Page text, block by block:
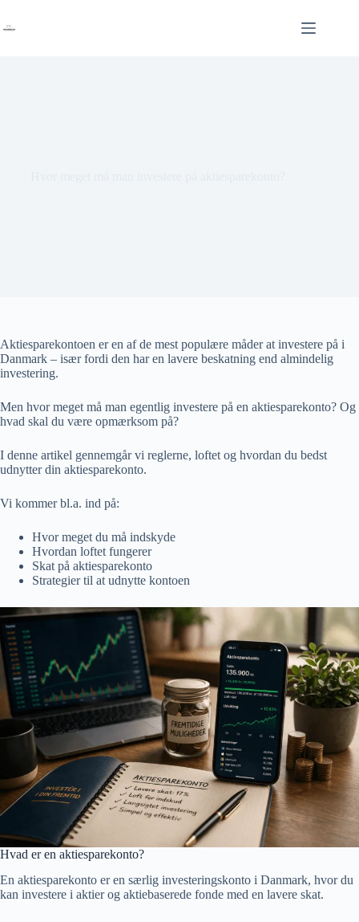
indhold
Aktiesparekontoen er en af de mest populære måder at investere på i
Danmark – især fordi den har en lavere beskatning end almindelig
investering.
Men hvor meget må man egentlig investere på en aktiesparekonto? Og
hvad skal du være opmærksom på?
I denne artikel gennemgår vi reglerne, loftet og hvordan du bedst
udnytter din aktiesparekonto.
Vi kommer bl.a. ind på:
Hvor meget du må indskyde
Hvordan loftet fungerer
Skat på aktiesparekonto
Strategier til at udnytte kontoen
Hvad er en aktiesparekonto?
En aktiesparekonto er en særlig investeringskonto i Danmark, hvor du
kan investere i aktier og aktiebaserede fonde med en lavere skat.